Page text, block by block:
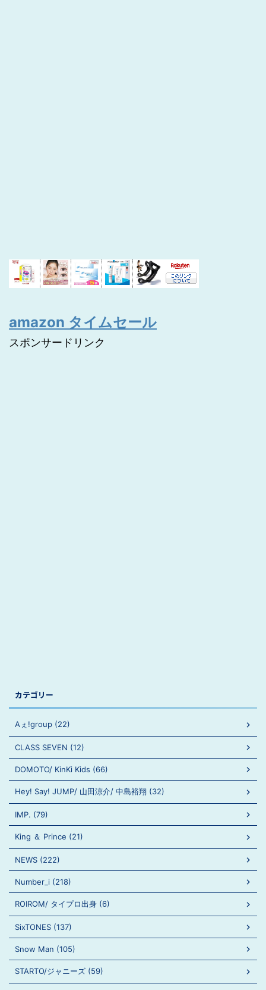
amazon タイムセール
スポンサードリンク
カテゴリー
Aぇ!group (22)
CLASS SEVEN (12)
DOMOTO/ KinKi Kids (66)
Hey! Say! JUMP/ 山田涼介/ 中島裕翔 (32)
IMP. (79)
King ＆ Prince (21)
NEWS (222)
Number_i (218)
ROIROM/ タイプロ出身 (6)
SixTONES (137)
Snow Man (105)
STARTO/ジャニーズ (59)